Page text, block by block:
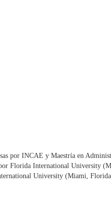
por INCAE y Maestría en
Florida International University
University (Miami,